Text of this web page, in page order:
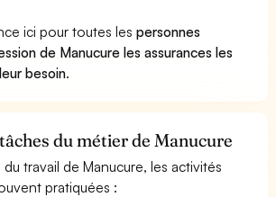
ici pour toutes lespersonnes
de Manucure les assurances les
besoin.
du métier de Manucure
travail de Manucure, les activités
pratiquées :